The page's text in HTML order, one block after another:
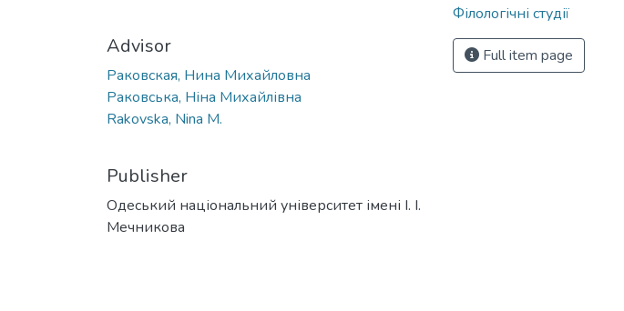
Advisor
Раковская, Нина Михайловна
Раковська, Ніна Михайлівна
Rakovska, Nina M.
Publisher
Одеський національний університет імені І. І.
Мечникова
Філологічні студії
Full item page